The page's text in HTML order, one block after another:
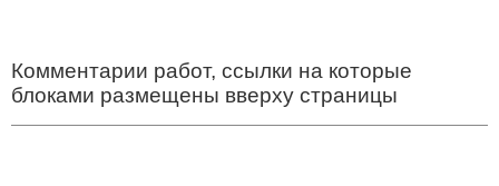
Комментарии работ, ссылки на которые
блоками размещены вверху страницы